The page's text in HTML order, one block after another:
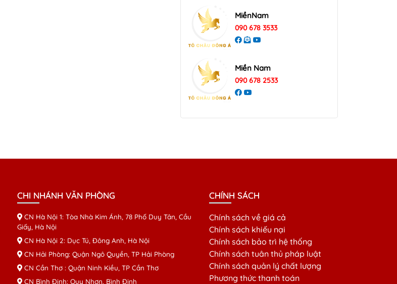
MiềnNam
090 678 3533
Miền Nam
090 678 2533
CHI NHÁNH VĂN PHÒNG
CN Hà Nội 1: Tòa Nhà Kim Ánh, 78 Phố Duy Tân, Cầu
Giấy, Hà Nội
CN Hà Nội 2: Dục Tú, Đông Anh, Hà Nội
CN Hải Phòng: Quận Ngô Quyền, TP Hải Phòng
CN Cần Thơ : Quận Ninh Kiều, TP Cần Thơ
CN Bình Định: Quy Nhơn, Bình Định
CHÍNH SÁCH
Chính sách về giá cả
Chính sách khiếu nại
Chính sách bảo trì hệ thống
Chính sách tuân thủ pháp luật
Chính sách quản lý chất lượng
Phương thức thanh toán